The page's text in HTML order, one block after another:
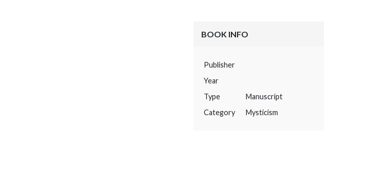
BOOK INFO
Publisher
Year
Type
Manuscript
Category
Mysticism